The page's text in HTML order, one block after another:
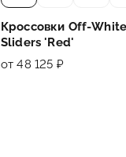
Кроссовки Off-
Sliders 'Red'
от 48 125 ₽